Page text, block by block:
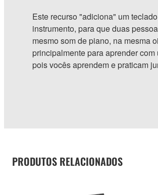
Este recurso "adiciona" um
instrumento, para que duas
mesmo som de piano, na mesma
principalmente para aprender com
pois vocês aprendem e praticam
PRODUTOS RELACIONADOS